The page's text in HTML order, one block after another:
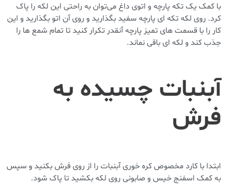
با کمک یک تکه پارچه و اتوی داغ می‌توان به راحتی این لکه را پاک
کرد. روی لکه تکه ای پارچه سفید بگذارید و روی آن اتو بگذارید و این
کار را با قسمت های تمیز پارچه آنقدر تکرار کنید تا تمام شمع ها را
جذب کند و لکه ‌ای باقی نماند.
آبنبات چسیده به
فرش
ابتدا با کارد مخصوص کره خوری آبنبات را از روی فرش بکنید و سپس
به کمک اسفنج خیس و صابونی روی لکه بکشید تا پاک شود.